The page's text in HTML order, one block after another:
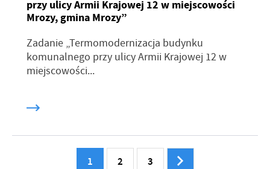
przy ulicy Armii Krajowej 12 w miejscowości
Mrozy, gmina Mrozy”
Zadanie „Termomodernizacja budynku
komunalnego przy ulicy Armii Krajowej 12 w
miejscowości...
1 2 3